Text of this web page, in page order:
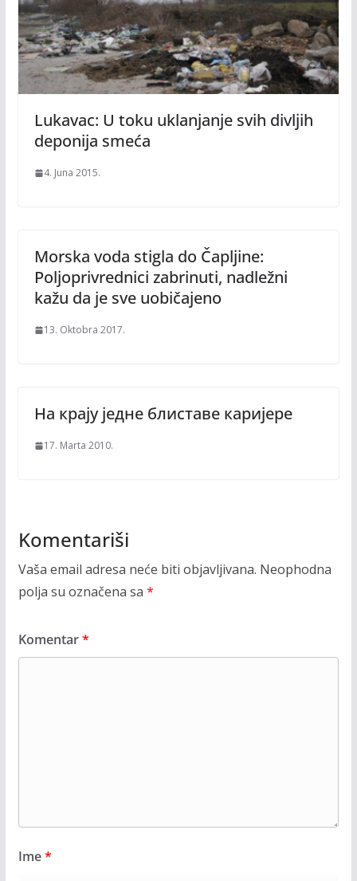
Lukavac: U toku uklanjanje svih divljih
deponija smeća
4. Juna 2015.
Morska voda stigla do Čapljine:
Poljoprivrednici zabrinuti, nadležni
kažu da je sve uobičajeno
13. Oktobra 2017.
На крајy jедне блиставе каријере
17. Marta 2010.
Komentariši
Vaša email adresa neće biti objavljivana. Neophodna
polja su označena sa *
Komentar*
Ime*